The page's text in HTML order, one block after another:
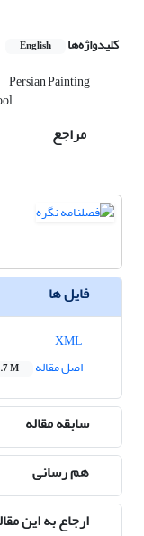
کلیدواژه‌ها English
Persian Painting
مراجع
فایل ها
اصل مقاله
M
سابقه مقاله
هم رسانی
ارجاع به این